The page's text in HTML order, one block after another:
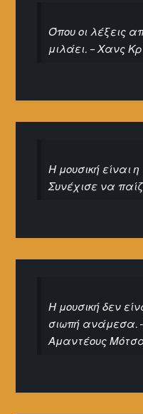
Όπου οι λέξεις
μιλάει. – Χανς
Η μουσική είναι
Συνέχισε να
Η μουσική δεν
σιωπή ανάμεσα.
Αμαντέους